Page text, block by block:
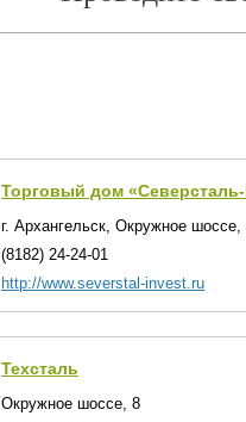
Торговый дом «Северсталь-
г. Архангельск, Окружное шоссе,
(8182) 24-24-01
http://www.severstal-invest.ru
Техсталь
Окружное шоссе, 8